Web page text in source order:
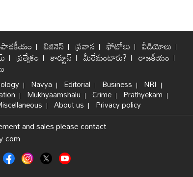
బిజినెస్ ప్రవాస ఫోటోలు వీడియోలు
ప్రత్యేకం కార్టూన్ మీరేమంటారు? రాజకీయం
Navya Editorial Business NRI
Mukhyaamshalu Crime Prathyekam
About us Privacy policy
and sales please contact